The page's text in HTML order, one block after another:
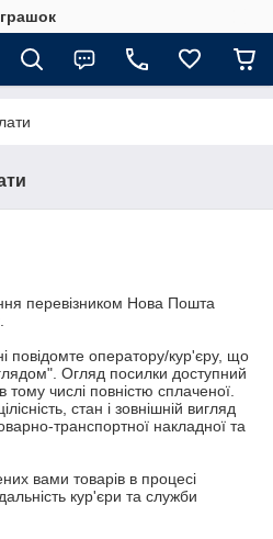
перевізником Нова Пошта
повідомте оператору/кур'єру, що
Огляд посилки доступний
тому числі повністю сплаченої.
стан і зовнішній вигляд
транспортної накладної та
вами товарів в процесі
кур'єри та служби